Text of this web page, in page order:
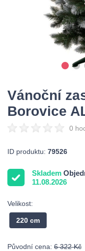
Vánoční
Borovice
0
ID produktu: 79526
Skladem
11.08.2026
Velikost:
220 cm
Původní cena: 6 322 Kč